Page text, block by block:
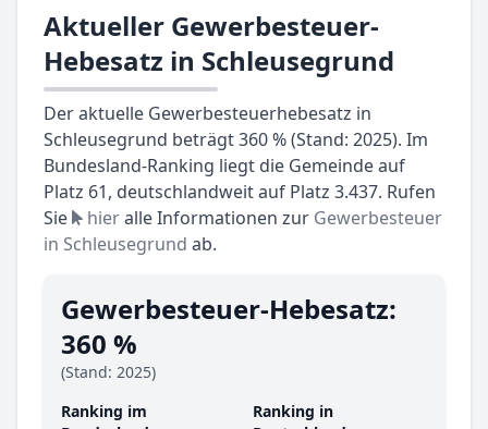
Aktueller Gewerbesteuer-
Hebesatz in Schleusegrund
Der aktuelle Gewerbesteuerhebesatz in
Schleusegrund beträgt 360 % (Stand: 2025). Im
Bundesland-Ranking liegt die Gemeinde auf
Platz 61, deutschlandweit auf Platz 3.437. Rufen
Sie
hieralle Informationen zur Gewerbesteuer
in Schleusegrund ab.
Gewerbesteuer-Hebesatz:
360 %
(Stand: 2025)
Ranking im
Ranking in